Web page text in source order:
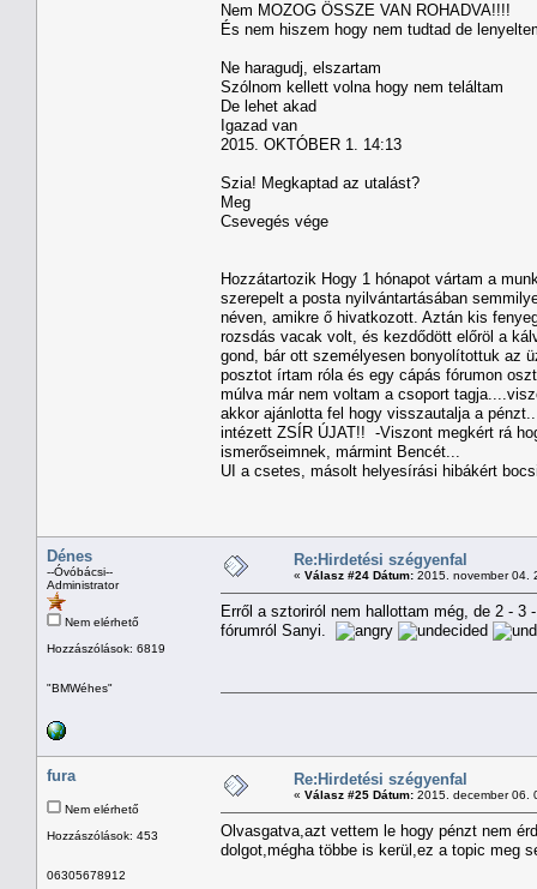
Nem MOZOG ÖSSZE VAN ROHADVA!!!!
És nem hiszem hogy nem tudtad de
Ne haragudj, elszartam
Szólnom kellett volna hogy nem teláltam
De lehet akad
Igazad van
2015. OKTÓBER 1. 14:13
Szia! Megkaptad az utalást?
Meg
Csevegés vége
Hozzátartozik Hogy 1 hónapot vártam a
szerepelt a posta nyilvántartásában
néven, amikre ő hivatkozott. Aztán kis
rozsdás vacak volt, és kezdődött előröl a
gond, bár ott személyesen bonyolítottuk az
posztot írtam róla és egy cápás fórumon
múlva már nem voltam a csoport
akkor ajánlotta fel hogy visszautalja a
intézett ZSÍR ÚJAT!! -Viszont megkért rá
ismerőseimnek, mármint Bencét...
UI a csetes, másolt helyesírási hibákért
Dénes
--Óvóbácsi--
Administrator
Nem elérhető
Hozzászólások: 6819
"BMWéhes"
Re:Hirdetési szégyenfal
« Válasz #24 Dátum: 2015. november 04.
Erről a sztoriról nem hallottam még, de 2 -
fórumról Sanyi.
fura
Nem elérhető
Hozzászólások: 453
06305678912
Re:Hirdetési szégyenfal
« Válasz #25 Dátum: 2015. december 06.
Olvasgatva,azt vettem le hogy pénzt nem
dolgot,mégha többe is kerül,ez a topic meg